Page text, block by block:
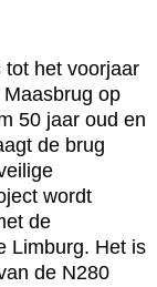
tot het voorjaar
op
50 jaar oud en
de brug
wordt
de
Limburg. Het is
de N280